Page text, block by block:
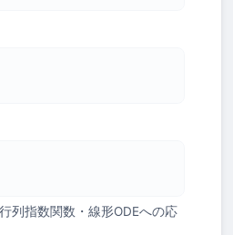
列指数関数・線形ODEへの応